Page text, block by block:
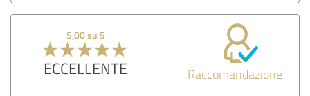
5,00 su 5
ECCELLENTE Raccomandazione